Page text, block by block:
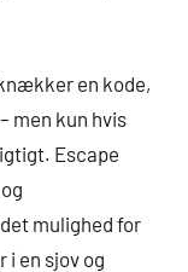
en kode,
men kun hvis
Escape
mulighed for
en sjov og